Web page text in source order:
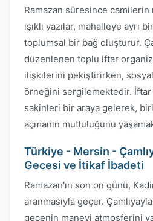
Ramazan süresince camilerin
ışıklı yazılar, mahalleye ayrı
toplumsal bir bağ oluşturur.
düzenlenen toplu iftar
ilişkilerini pekiştirirken, sosyal
örneğini sergilemektedir.
sakinleri bir araya gelerek,
açmanın mutluluğunu
Türkiye - Mersin -
Gecesi ve İtikaf İbadeti
Ramazan'ın son on günü,
aranmasıyla geçer.
gecenin manevi atmosferini